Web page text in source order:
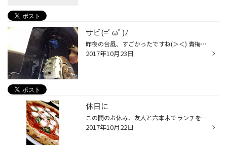
サビ(=ﾟωﾟ)ﾉ
昨夜の台風、すごかったですね(＞＜) 青梅街道は、冠水してて車が壊れるかと 思うくらいの洪水でした(＞＜)泣 久しぶりの晴れ間に心も晴れますね(=ﾟωﾟ)ﾉ さてさて今日は(=ﾟωﾟ)ﾉ 玉川上水店オススメのメニュー(=ﾟωﾟ)ﾉ！ 防錆コートです(=ﾟωﾟ)ﾉ！ 車を新車で買った！乗り換えた！ 毎年、スキーやスノ...
2017年10月23日
休日に
この間のお休み、友人と六本木でランチをしに行ってきました(^o^) 場所は、Salvatore Cuomoというイタリア料理店！ テラス席に座りながら、マルゲリータピザやデザートをもぐもぐ食べてきました(о´∀`о) いつもはテラス席でご飯を食べたりはあまりしないのですが、 外の景色を見ながら食べるピザ、な...
2017年10月22日